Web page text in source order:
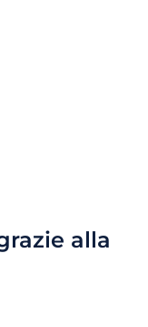
alla